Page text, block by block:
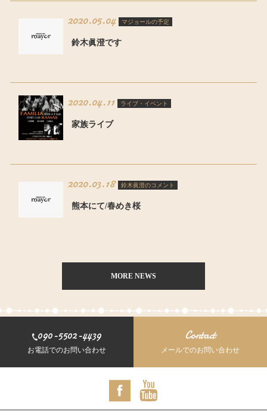
2020.05.04 マジョールの予定
鈴木眞澄です
2020.04.11 ライブ・イベント
家族ライブ
2020.03.18 鈴木眞澄のコメント
熊本にて/春めき桜
MORE NEWS
090-5502-4439
お電話でのお問い合わせ
Contact
メールでのお問い合わせ